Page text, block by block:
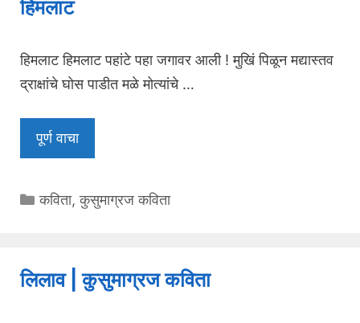
हिमलाट
हिमलाट हिमलाट पहांटे पहा जगावर आली ! मुखिं पिळून मद्यास्तव
द्राक्षांचे घोस पाडीत मळे मोत्यांचे …
पूर्ण वाचा
Categories
कविता,कुसुमाग्रज कविता
लिलाव | कुसुमाग्रज कविता